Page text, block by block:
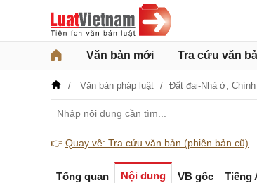
Văn bản mới Tra cứu văn
Văn bản pháp luật Đất đai-Nhà ở,
👉 Quay về: Tra cứu văn bản (phiên bản cũ)
Tổng quan Nội dung VB gốc Tiếng